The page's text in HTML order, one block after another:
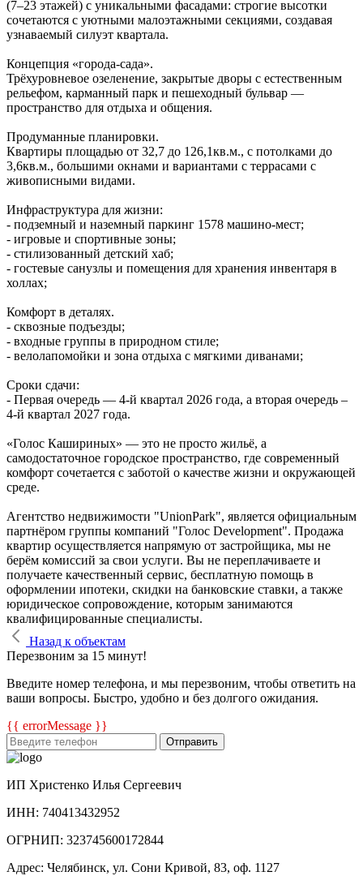
(7–23 этажей) с уникальными фасадами: строгие высотки
сочетаются с уютными малоэтажными секциями, создавая
узнаваемый силуэт квартала.
Концепция «города‑сада».
Трёхуровневое озеленение, закрытые дворы с естественным
рельефом, карманный парк и пешеходный бульвар —
пространство для отдыха и общения.
Продуманные планировки.
Квартиры площадью от 32,7 до 126,1кв.м., с потолками до
3,6кв.м., большими окнами и вариантами с террасами с
живописными видами.
Инфраструктура для жизни:
- подземный и наземный паркинг 1578 машино‑мест;
- игровые и спортивные зоны;
- стилизованный детский хаб;
- гостевые санузлы и помещения для хранения инвентаря в
холлах;
Комфорт в деталях.
- сквозные подъезды;
- входные группы в природном стиле;
- велолапомойки и зона отдыха с мягкими диванами;
Сроки сдачи:
- Первая очередь — 4‑й квартал 2026 года, а вторая очередь –
4-й квартал 2027 года.
«Голос Кашириных» — это не просто жильё, а
самодостаточное городское пространство, где современный
комфорт сочетается с заботой о качестве жизни и окружающей
среде.
Агентство недвижимости "UnionPark", является официальным
партнёром группы компаний "Голос Development". Продажа
квартир осуществляется напрямую от застройщика, мы не
берём комиссий за свои услуги. Вы не переплачиваете и
получаете качественный сервис, бесплатную помощь в
оформлении ипотеки, скидки на банковские ставки, а также
юридическое сопровождение, которым занимаются
квалифицированные специалисты.
Назад к объектам
Перезвоним за 15 минут!
Введите номер телефона, и мы перезвоним, чтобы ответить на
ваши вопросы. Быстро, удобно и без долгого ожидания.
{{ errorMessage }}
Отправить
ИП Христенко Илья Сергеевич
ИНН: 740413432952
ОГРНИП: 323745600172844
Адрес: Челябинск, ул. Сони Кривой, 83, оф. 1127